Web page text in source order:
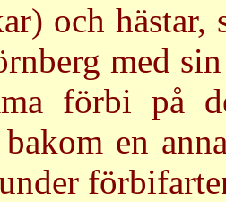
och hästar,
med
förbi på
en